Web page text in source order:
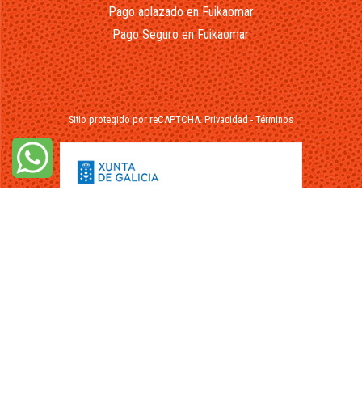
Pago aplazado en Fuikaomar
Pago Seguro en Fuikaomar
Sitio protegido por reCAPTCHA.Privacidad-Términos